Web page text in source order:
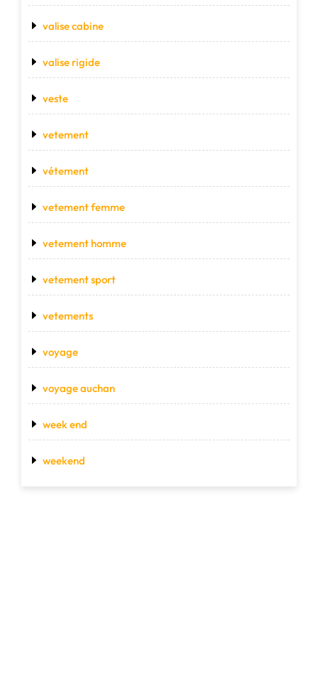
valise cabine
valise rigide
veste
vetement
vétement
vetement femme
vetement homme
vetement sport
vetements
voyage
voyage auchan
week end
weekend